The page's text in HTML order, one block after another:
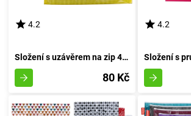
4.2
Složení s uzávěrem na zip 41,5x32 cm
80 Kč
4.2